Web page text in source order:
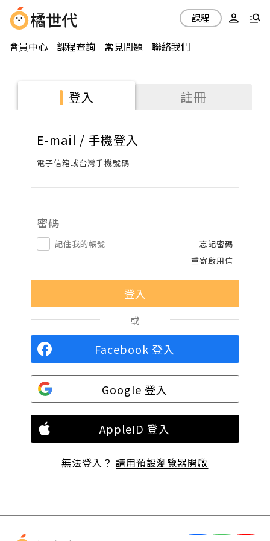
會員中心 課程查詢 常見問題 聯絡我們
課程
登入 註冊
E-mail / 手機登入
電子信箱或台灣手機號碼
密碼
記住我的帳號
忘記密碼
重寄啟用信
或
Facebook 登入
Google 登入
AppleID 登入
無法登入？請用預設瀏覽器開啟